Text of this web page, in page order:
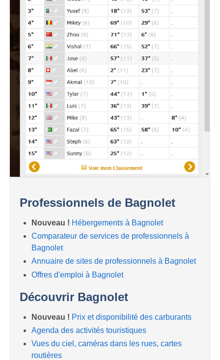
Professionnels de Bagnolet
Nouveau ! Hébergements à Bagnolet
Comparateur de services de professionnels à
Bagnolet
Annuaire de sites de professionnels à Bagnolet
Offres d'emploi à Bagnolet
Découvrir Bagnolet
Nouveau ! Prix et disponibilité des carburants
Agenda des activités touristiques
Vues du ciel, caméras dans les rues, cartes
routières